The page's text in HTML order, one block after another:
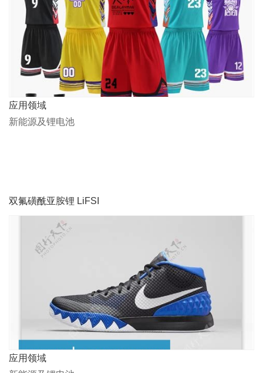
应用领域
新能源及锂电池
双氟磺酰亚胺锂 LiFSI
应用领域